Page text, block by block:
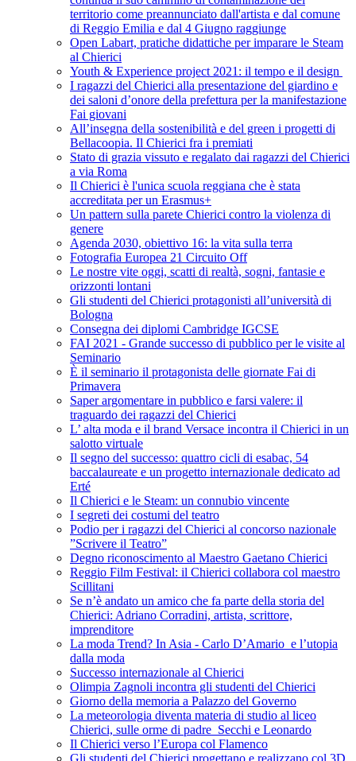
territorio come preannunciato dall'artista e dal comune
di Reggio Emilia e dal 4 Giugno raggiunge
Open Labart, pratiche didattiche per imparare le Steam
al Chierici
Youth & Experience project 2021: il tempo e il design
I ragazzi del Chierici alla presentazione del giardino e
dei saloni d’onore della prefettura per la manifestazione
Fai giovani
All’insegna della sostenibilità e del green i progetti di
Bellacoopia. Il Chierici fra i premiati
Stato di grazia vissuto e regalato dai ragazzi del Chierici
a via Roma
Il Chierici è l'unica scuola reggiana che è stata
accreditata per un Erasmus+
Un pattern sulla parete Chierici contro la violenza di
genere
Agenda 2030, obiettivo 16: la vita sulla terra
Fotografia Europea 21 Circuito Off
Le nostre vite oggi, scatti di realtà, sogni, fantasie e
orizzonti lontani
Gli studenti del Chierici protagonisti all’università di
Bologna
Consegna dei diplomi Cambridge IGCSE
FAI 2021 - Grande successo di pubblico per le visite al
Seminario
È il seminario il protagonista delle giornate Fai di
Primavera
Saper argomentare in pubblico e farsi valere: il
traguardo dei ragazzi del Chierici
L’ alta moda e il brand Versace incontra il Chierici in un
salotto virtuale
Il segno del successo: quattro cicli di esabac, 54
baccalaureate e un progetto internazionale dedicato ad
Erté
Il Chierici e le Steam: un connubio vincente
I segreti dei costumi del teatro
Podio per i ragazzi del Chierici al concorso nazionale
”Scrivere il Teatro”
Degno riconoscimento al Maestro Gaetano Chierici
Reggio Film Festival: il Chierici collabora col maestro
Scillitani
Se n’è andato un amico che fa parte della storia del
Chierici: Adriano Corradini, artista, scrittore,
imprenditore
La moda Trend? In Asia - Carlo D’Amario e l’utopia
dalla moda
Successo internazionale al Chierici
Olimpia Zagnoli incontra gli studenti del Chierici
Giorno della memoria a Palazzo del Governo
La meteorologia diventa materia di studio al liceo
Chierici, sulle orme di padre Secchi e Leonardo
Il Chierici verso l’Europa col Flamenco